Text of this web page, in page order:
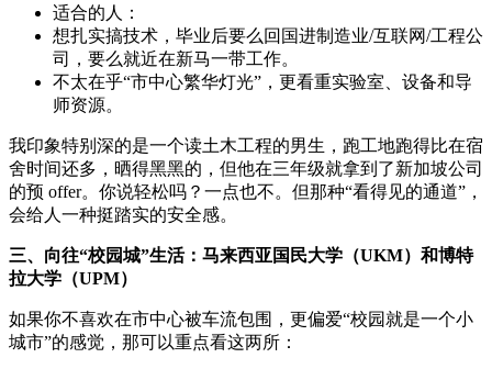
适合的人：
想扎实搞技术，毕业后要么回国进制造业/互联网/工程公
司，要么就近在新马一带工作。
不太在乎“市中心繁华灯光”，更看重实验室、设备和导
师资源。
我印象特别深的是一个读土木工程的男生，跑工地跑得比在宿
舍时间还多，晒得黑黑的，但他在三年级就拿到了新加坡公司
的预 offer。你说轻松吗？一点也不。但那种“看得见的通道”，
会给人一种挺踏实的安全感。
三、向往“校园城”生活：马来西亚国民大学（UKM）和博特
拉大学（UPM）
如果你不喜欢在市中心被车流包围，更偏爱“校园就是一个小
城市”的感觉，那可以重点看这两所：